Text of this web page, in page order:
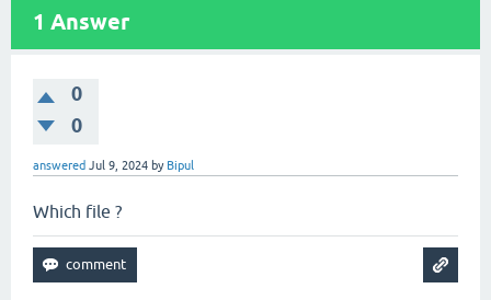
1 Answer
0
0
answered Jul 9, 2024 by Bipul
Which file ?